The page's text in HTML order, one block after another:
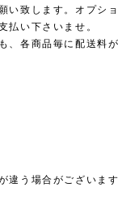
い致します。オプシ
払い下さいませ。
、各商品毎に配送料
違う場合がございま